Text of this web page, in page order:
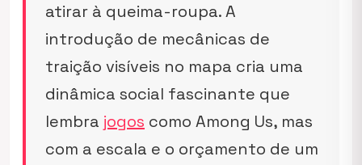
atirar à queima-roupa. A
introdução de mecânicas de
traição visíveis no mapa cria uma
dinâmica social fascinante que
lembra jogos como Among Us, mas
com a escala e o orçamento de um